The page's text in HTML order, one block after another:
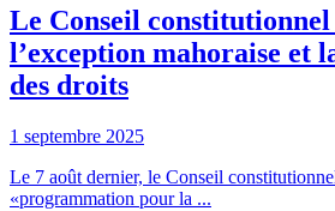
Le Conseil constitutionnel
l’exception mahoraise et
des droits
1 septembre 2025
Le 7 août dernier, le Conseil
«programmation pour la ...